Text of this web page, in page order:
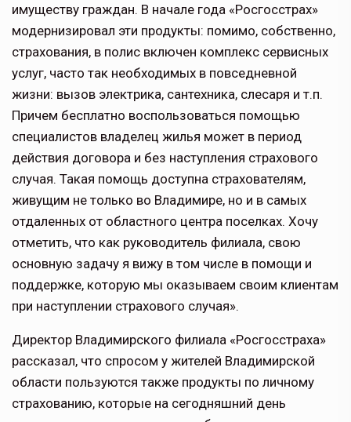
имуществу граждан. В начале года «Росгосстрах»
модернизировал эти продукты: помимо, собственно,
страхования, в полис включен комплекс сервисных
услуг, часто так необходимых в повседневной
жизни: вызов электрика, сантехника, слесаря и т.п.
Причем бесплатно воспользоваться помощью
специалистов владелец жилья может в период
действия договора и без наступления страхового
случая. Такая помощь доступна страхователям,
живущим не только во Владимире, но и в самых
отдаленных от областного центра поселках. Хочу
отметить, что как руководитель филиала, свою
основную задачу я вижу в том числе в помощи и
поддержке, которую мы оказываем своим клиентам
при наступлении страхового случая».
Директор Владимирского филиала «Росгосстраха»
рассказал, что спросом у жителей Владимирской
области пользуются также продукты по личному
страхованию, которые на сегодняшний день